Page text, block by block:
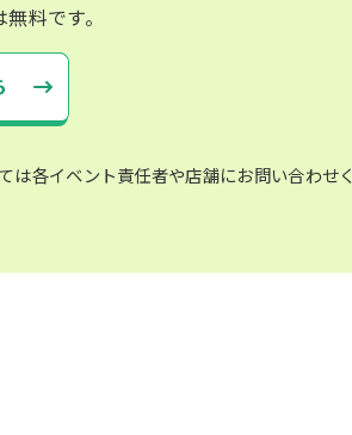
料です。
各イベント責任者や店舗にお問い合わせく